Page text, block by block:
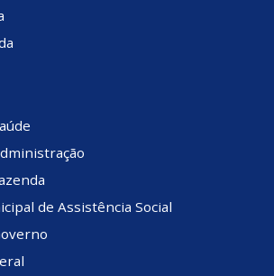
de Assistência Social